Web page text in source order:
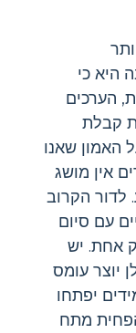
היא כי
הערכים
קבלת
האמון שאנו
אין מושג
לדור הקרוב
עם סיום
אחת. יש
יוצר עומס
יפתחו
מתח